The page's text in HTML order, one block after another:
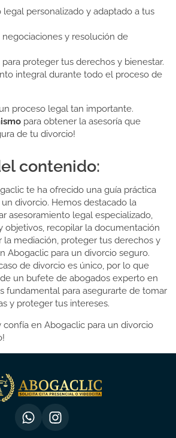
legal personalizado y adaptado a tus
negociaciones y resolución de
proteger tus derechos y bienestar.
integral durante todo el proceso de
proceso legal tan importante.
para obtener la asesoría que
de tu divorcio!
contenido:
te ha ofrecido una guía práctica
divorcio. Hemos destacado la
asesoramiento legal especializado,
objetivos, recopilar la documentación
la mediación, proteger tus derechos y
Abogaclic para un divorcio seguro.
de divorcio es único, por lo que
un bufete de abogados experto en
fundamental para asegurarte de tomar
y proteger tus intereses.
confía en Abogaclic para un divorcio